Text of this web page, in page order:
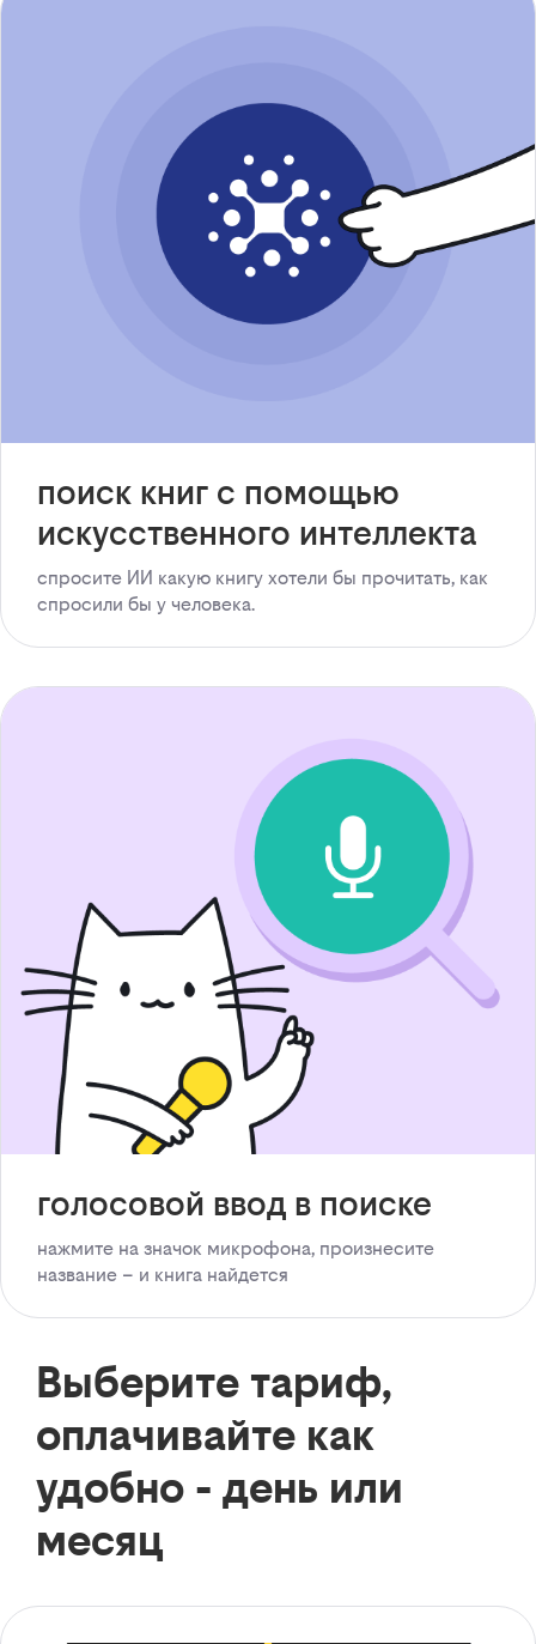
поиск книг с помощью
искусственного интеллекта
спросите ИИ какую книгу хотели бы прочитать, как
спросили бы у человека.
голосовой ввод в поиске
нажмите на значок микрофона, произнесите
название – и книга найдется
Выберите тариф,
оплачивайте как
удобно - день или
месяц